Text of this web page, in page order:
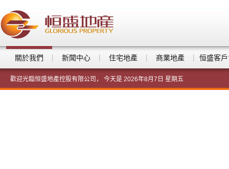
關於我們 新聞中心 住宅地產 商業地產 恒盛客
歡迎光臨恒盛地產控股有限公司， 今天是 2026年8月7日 星期五